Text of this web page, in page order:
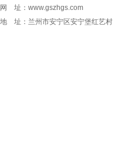
网 址：www.gszhgs.com
地 址：兰州市安宁区安宁堡红艺村